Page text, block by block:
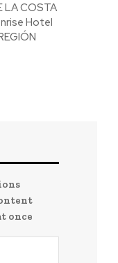
LA COSTA
Hotel
once